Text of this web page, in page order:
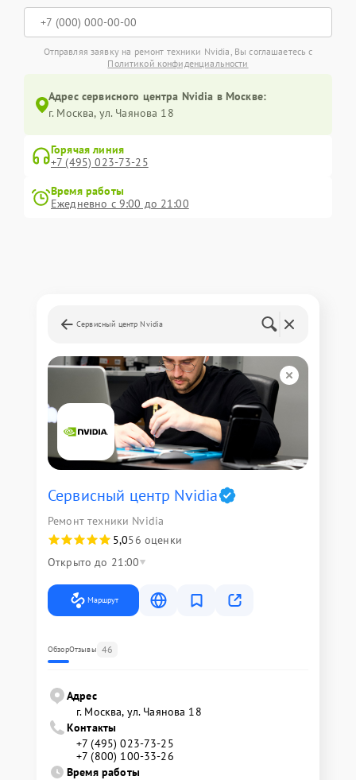
Отправляя заявку на ремонт техники Nvidia, Вы соглашаетесь с
Политикой конфиденциальности
Адрес сервисного центра Nvidia в Москве:
г. Москва, ул. Чаянова 18
Горячая линия
+7 (495) 023-73-25
Время работы
Ежедневно с 9:00 до 21:00
Сервисный центр Nvidia
Сервисный центр Nvidia
Ремонт техники Nvidia
5,056 оценки
Открыто до 21:00
Маршрут
ОбзорОтзывы 46
Адрес
г. Москва, ул. Чаянова 18
Контакты
+7 (495) 023-73-25
+7 (800) 100-33-26
Время работы